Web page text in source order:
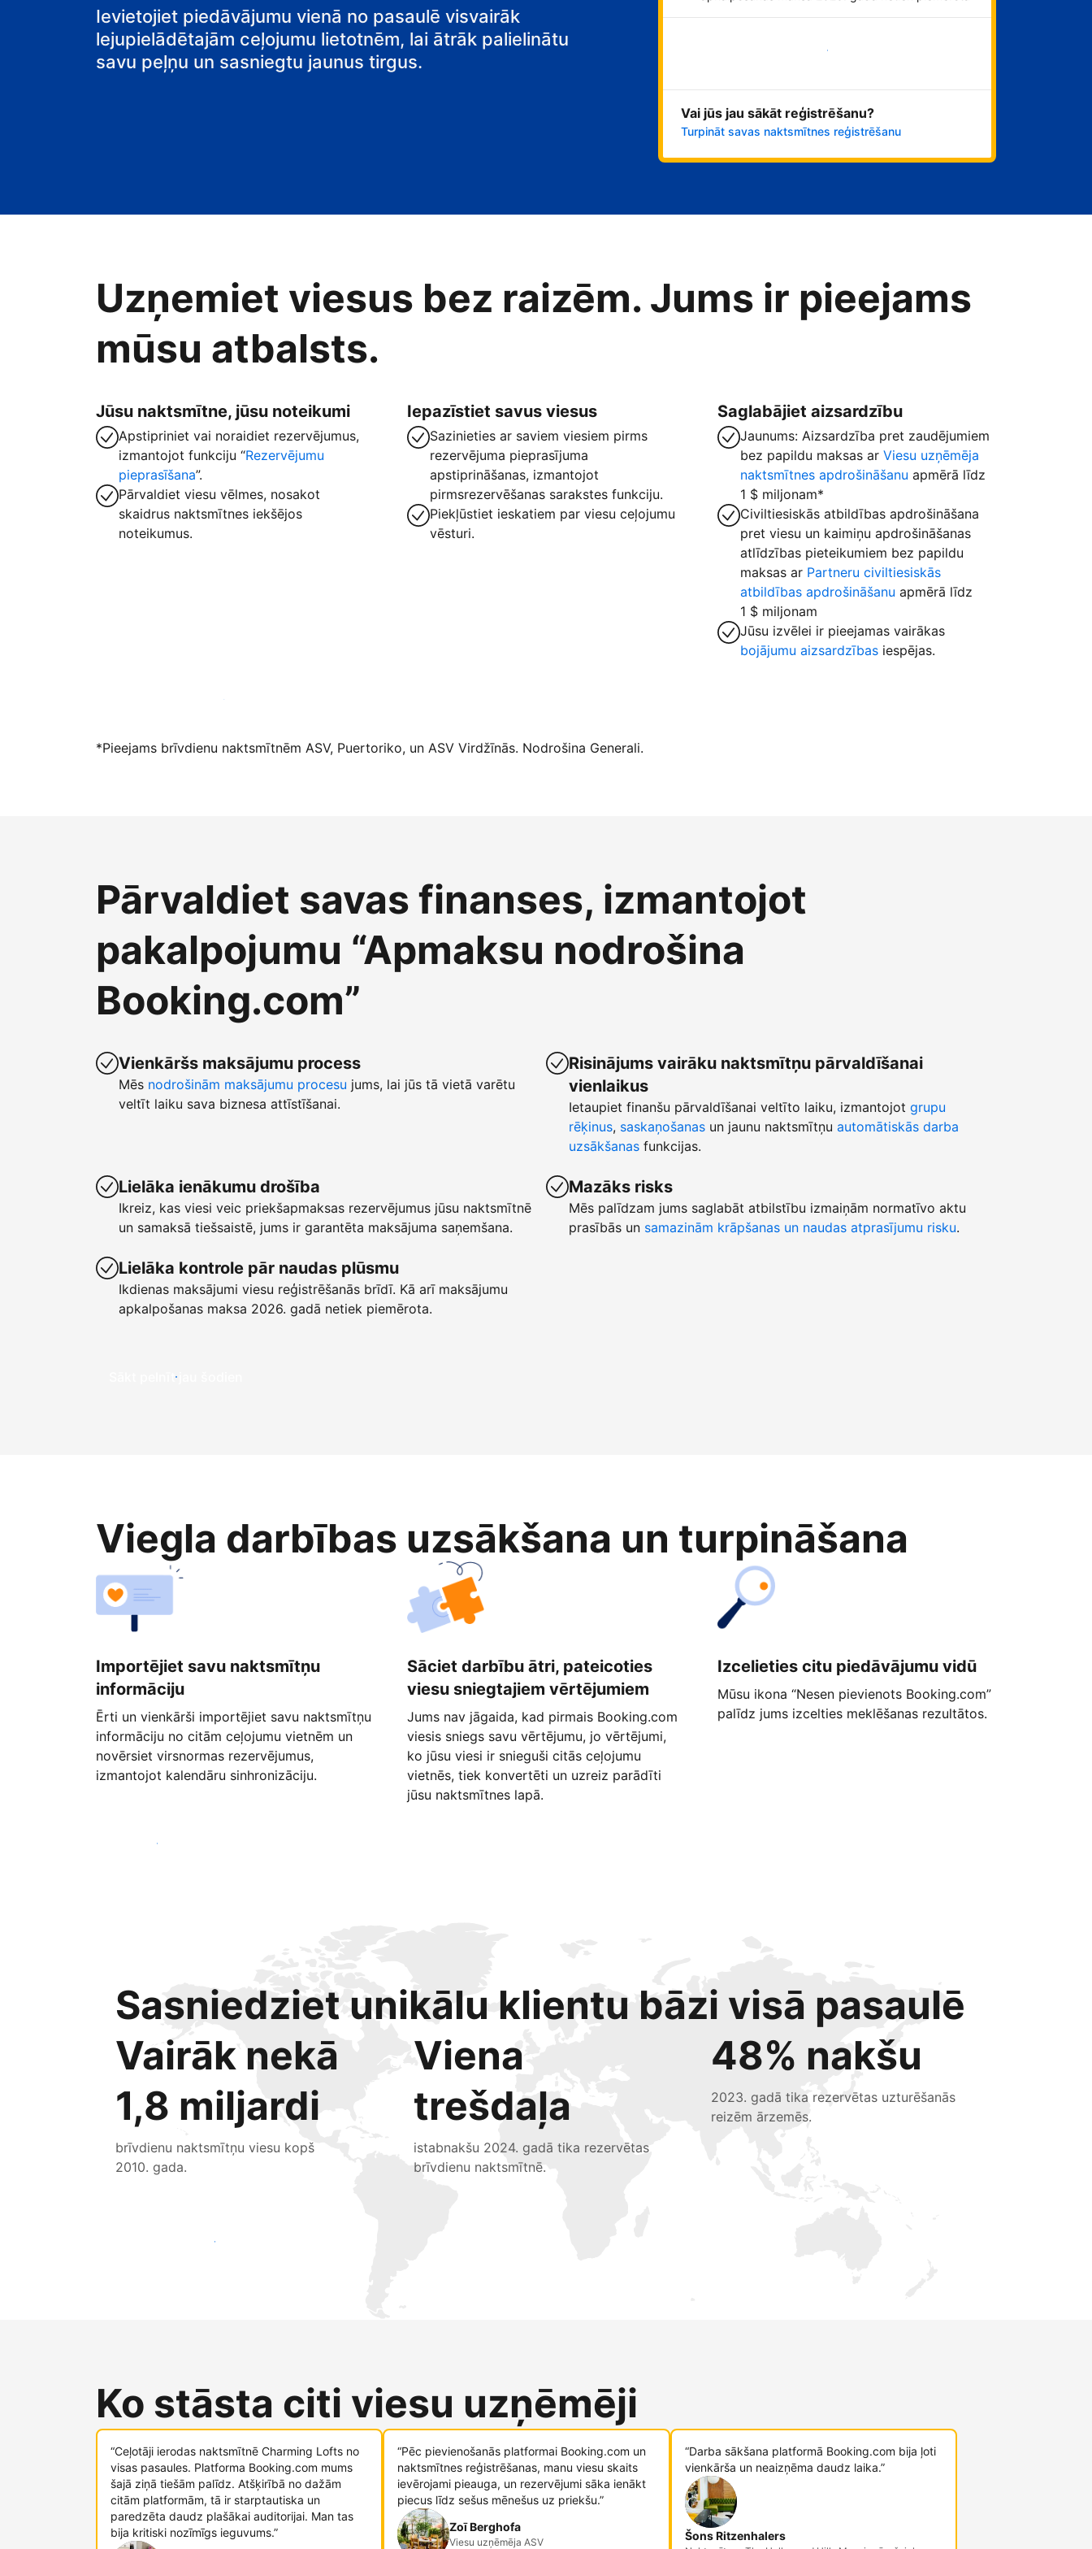
pansiju
Ievietojiet piedāvājumu vienā no pasaulē visvairāk
lejupielādētajām ceļojumu lietotnēm, lai ātrāk palielinātu
savu peļņu un sasniegtu jaunus tirgus.
Sāciet tūlīt!
Vai jūs jau sākāt reģistrēšanu?
Turpināt savas naktsmītnes reģistrēšanu
Uzņemiet viesus bez raizēm. Jums ir pieejams
mūsu atbalsts.
Jūsu naktsmītne, jūsu noteikumi
Apstipriniet vai noraidiet rezervējumus,
izmantojot funkciju “Rezervējumu
pieprasīšana”.
Pārvaldiet viesu vēlmes, nosakot
skaidrus naktsmītnes iekšējos
noteikumus.
Iepazīstiet savus viesus
Sazinieties ar saviem viesiem pirms
rezervējuma pieprasījuma
apstiprināšanas, izmantojot
pirmsrezervēšanas sarakstes funkciju.
Piekļūstiet ieskatiem par viesu ceļojumu
vēsturi.
Saglabājiet aizsardzību
Jaunums: Aizsardzība pret zaudējumiem
bez papildu maksas arViesu uzņēmēja
naktsmītnes apdrošināšanu apmērā līdz
1 $ miljonam*
Civiltiesiskās atbildības apdrošināšana
pret viesu un kaimiņu apdrošināšanas
atlīdzības pieteikumiem bez papildu
maksas ar Partneru civiltiesiskās
atbildības apdrošināšanu apmērā līdz
1 $ miljonam
Jūsu izvēlei ir pieejamas vairākas
bojājumu aizsardzības iespējas.
Izvietot piedāvājumu mūsu platformā
*Pieejams brīvdienu naktsmītnēm ASV, Puertoriko, un ASV Virdžīnās. Nodrošina Generali.
Pārvaldiet savas finanses, izmantojot
pakalpojumu “Apmaksu nodrošina
Booking.com”
Vienkāršs maksājumu process
Mēs nodrošinām maksājumu procesu jums, lai jūs tā vietā varētu
veltīt laiku sava biznesa attīstīšanai.
Lielāka ienākumu drošība
Ikreiz, kas viesi veic priekšapmaksas rezervējumus jūsu naktsmītnē
un samaksā tiešsaistē, jums ir garantēta maksājuma saņemšana.
Lielāka kontrole pār naudas plūsmu
Ikdienas maksājumi viesu reģistrēšanās brīdī. Kā arī maksājumu
apkalpošanas maksa 2026. gadā netiek piemērota.
Risinājums vairāku naktsmītņu pārvaldīšanai
vienlaikus
Ietaupiet finanšu pārvaldīšanai veltīto laiku, izmantojot grupu
rēķinus, saskaņošanas un jaunu naktsmītņu automātiskās darba
uzsākšanas funkcijas.
Mazāks risks
Mēs palīdzam jums saglabāt atbilstību izmaiņām normatīvo aktu
prasībās un samazinām krāpšanas un naudas atprasījumu risku.
Sākt pelnīt jau šodien
Viegla darbības uzsākšana un turpināšana
Importējiet savu naktsmītņu
informāciju
Ērti un vienkārši importējiet savu naktsmītņu
informāciju no citām ceļojumu vietnēm un
novērsiet virsnormas rezervējumus,
izmantojot kalendāru sinhronizāciju.
Sāciet darbību ātri, pateicoties
viesu sniegtajiem vērtējumiem
Jums nav jāgaida, kad pirmais Booking.com
viesis sniegs savu vērtējumu, jo vērtējumi,
ko jūsu viesi ir snieguši citās ceļojumu
vietnēs, tiek konvertēti un uzreiz parādīti
jūsu naktsmītnes lapā.
Izcelieties citu piedāvājumu vidū
Mūsu ikona “Nesen pievienots Booking.com”
palīdz jums izcelties meklēšanas rezultātos.
Sākt jau šodien
Sasniedziet unikālu klientu bāzi visā pasaulē
Vairāk nekā
1,8 miljardi
brīvdienu naktsmītņu viesu kopš
2010. gada.
Viena
trešdaļa
istabnakšu 2024. gadā tika rezervētas
brīvdienu naktsmītnē.
48% nakšu
2023. gadā tika rezervētas uzturēšanās
reizēm ārzemēs.
Sasniegt jaunus viesus jau šodien
Ko stāsta citi viesu uzņēmēji
“Ceļotāji ierodas naktsmītnē Charming Lofts no
visas pasaules. Platforma Booking.com mums
šajā ziņā tiešām palīdz. Atšķirībā no dažām
citām platformām, tā ir starptautiska un
paredzēta daudz plašākai auditorijai. Man tas
bija kritiski nozīmīgs ieguvums.”
“Pēc pievienošanās platformai Booking.com un
naktsmītnes reģistrēšanas, manu viesu skaits
ievērojami pieauga, un rezervējumi sāka ienākt
piecus līdz sešus mēnešus uz priekšu.”
Zoī Berghofa
Viesu uzņēmēja ASV
“Darba sākšana platformā Booking.com bija ļoti
vienkārša un neaizņēma daudz laika.”
Šons Ritzenhalers